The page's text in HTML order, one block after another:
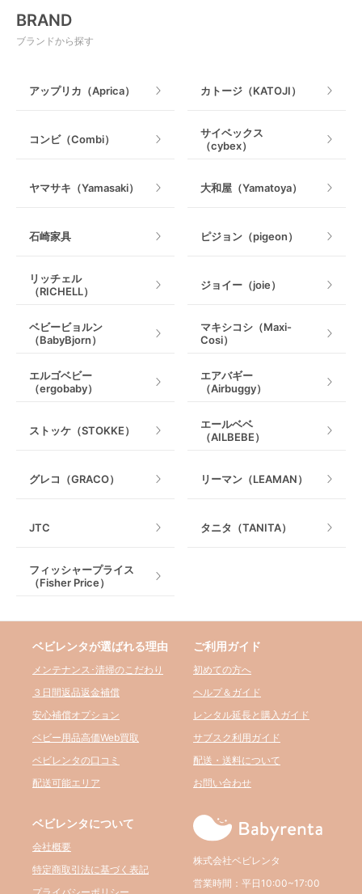
室内遊具
授乳グッズ・ママ用品
BRAND
ブランドから探す
アップリカ（Aprica） カトージ（KATOJI）
コンビ（Combi）
サイベックス
（cybex）
ヤマサキ（Yamasaki） 大和屋（Yamatoya）
石崎家具 ピジョン（pigeon）
リッチェル
（RICHELL）
ジョイー（joie）
ベビービョルン
（BabyBjorn）
マキシコシ（Maxi-
Cosi）
エルゴベビー
（ergobaby）
エアバギー
（Airbuggy）
ストッケ（STOKKE）
エールベベ
（AILBEBE）
グレコ（GRACO） リーマン（LEAMAN）
JTC タニタ（TANITA）
フィッシャープライス
（Fisher Price）
ベビレンタが選ばれる理由
メンテナンス･清掃のこだわり
３日間返品返金補償
安心補償オプション
ベビー用品高価Web買取
ベビレンタの口コミ
配送可能エリア
ご利用ガイド
初めての方へ
ヘルプ＆ガイド
レンタル延長と購入ガイド
サブスク利用ガイド
配送・送料について
お問い合わせ
ベビレンタについて
会社概要
特定商取引法に基づく表記
株式会社ベビレンタ
営業時間：平日10:00~17:00